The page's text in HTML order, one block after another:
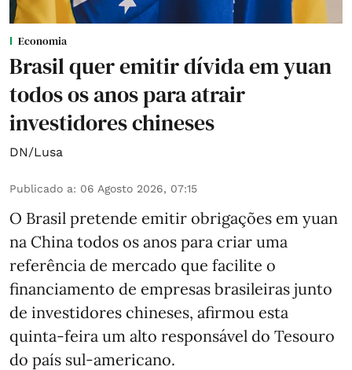
Economia
Brasil quer emitir dívida em yuan
todos os anos para atrair
investidores chineses
DN/Lusa
Publicado a: 06 Agosto 2026, 07:15
O Brasil pretende emitir obrigações em yuan
na China todos os anos para criar uma
referência de mercado que facilite o
financiamento de empresas brasileiras junto
de investidores chineses, afirmou esta
quinta-feira um alto responsável do Tesouro
do país sul-americano.